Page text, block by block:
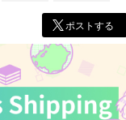
ポストする